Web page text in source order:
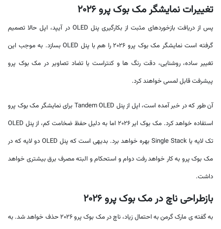
تغییرات نمایشگر مک بوک پرو 2026
پس از دریافت بازخوردهای مثبت از بکارگیری پنل OLED در آیپد، اپل حالا تصمیم
گرفته است نمایشگر مک بوک پرو 2026 را هم با پنل OLED بسازد. به موجب این
تغییر ساده، روشنایی، دقت رنگ ها و کنتراست یا تضاد تصاویر در مک بوک پرو
پیشرفت قابل لمسی خواهند کرد.
آن طور که در خبر آمده است، اپل از پنل Tandem OLED برای نمایشگر مک بوک پرو
استفاده خواهد کرد. مک بوک ایر 2026 اما به دلیل حفظ ضخامت کم، از پنل OLED
تک لایه یا Single Stack بهره خواهد برد. بدیهی است که پنل OLED دو لایه که در
مک بوک پرو به کار خواهد رفت دوام و استحکام و البته مصرف برق بیشتری خواهد
داشت.
بازطراحی ناچ در مک بوک پرو 2026
به گفته ی مارک گرمن به احتمال زیاد، ناچ در مک بوک پرو 2026 حذف خواهد شد. به